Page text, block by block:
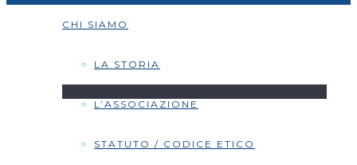
CHI SIAMO
LA STORIA
L’ASSOCIAZIONE
STATUTO / CODICE ETICO